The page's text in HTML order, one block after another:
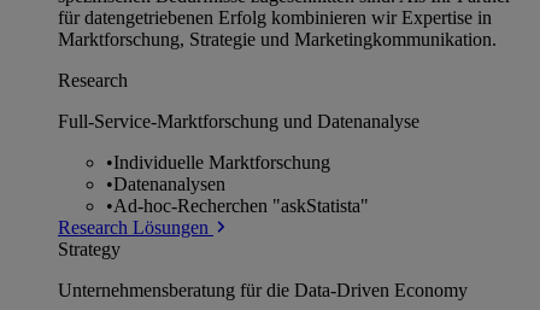
für datengetriebenen Erfolg kombinieren wir Expertise in
Marktforschung, Strategie und Marketingkommunikation.
Research
Full-Service-Marktforschung und Datenanalyse
•Individuelle Marktforschung
•Datenanalysen
•Ad-hoc-Recherchen "askStatista"
Research Lösungen
Strategy
Unternehmens­beratung für die Data-Driven Economy